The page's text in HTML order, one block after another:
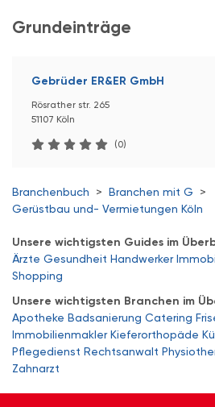
Grundeinträge
Gebrüder ER&ER GmbH
Rösrather str. 265
51107 Köln
(0)
Branchenbuch > Branchen mit G
>
Gerüstbau und- Vermietungen Köln
Unsere wichtigsten Guides im
Ärzte Gesundheit Handwerker
Shopping
Unsere wichtigsten Branchen im
Apotheke Badsanierung Catering
Immobilienmakler Kieferorthopäde
Pflegedienst Rechtsanwalt
Zahnarzt